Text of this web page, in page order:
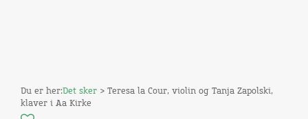
Du er her:Det sker > Teresa la Cour, violin og Tanja Zapolski,
klaver i Aa Kirke